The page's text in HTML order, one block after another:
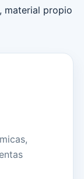
material propio